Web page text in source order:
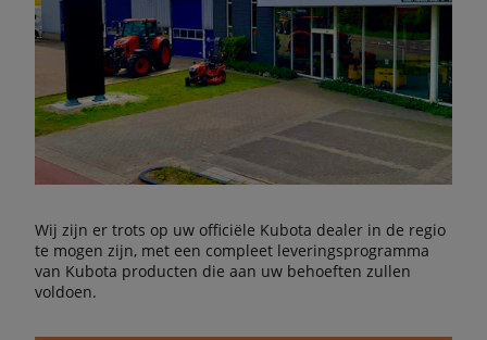
Wij zijn er trots op uw officiële Kubota dealer in de regio
te mogen zijn, met een compleet leveringsprogramma
van Kubota producten die aan uw behoeften zullen
voldoen.